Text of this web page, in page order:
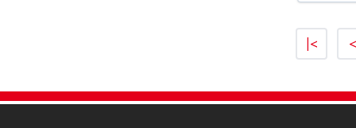
206 HATCHBACK (2A/C) 1998-
|< <